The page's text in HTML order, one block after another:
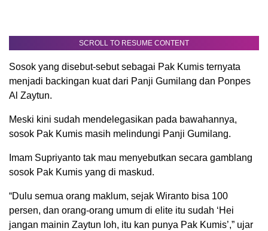
SCROLL TO RESUME CONTENT
Sosok yang disebut-sebut sebagai Pak Kumis ternyata
menjadi backingan kuat dari Panji Gumilang dan Ponpes
Al Zaytun.
Meski kini sudah mendelegasikan pada bawahannya,
sosok Pak Kumis masih melindungi Panji Gumilang.
Imam Supriyanto tak mau menyebutkan secara gamblang
sosok Pak Kumis yang di maskud.
“Dulu semua orang maklum, sejak Wiranto bisa 100
persen, dan orang-orang umum di elite itu sudah ‘Hei
jangan mainin Zaytun loh, itu kan punya Pak Kumis’,” ujar